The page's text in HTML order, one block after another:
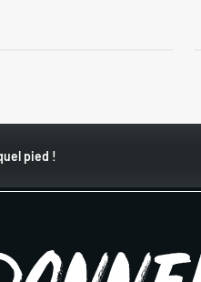
pied !